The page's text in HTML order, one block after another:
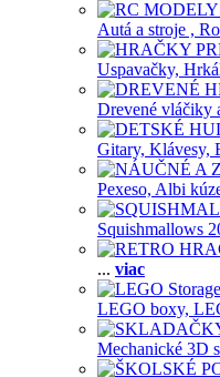
Autá a stroje ,
Uspavačky,
Drevené vláčiky
Gitary, Klávesy,
Pexeso, Albi
Squishmallows
... viac
LEGO boxy,
Mechanické 3D